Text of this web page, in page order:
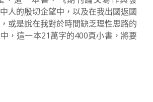
人的殷切企望中，以及在我出國返國
或是說在我對於時間缺乏理性思路的
，這一本21萬字的400頁小書，將要